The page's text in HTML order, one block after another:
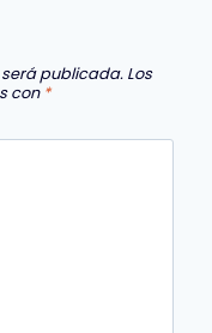
será publicada. Los
con *